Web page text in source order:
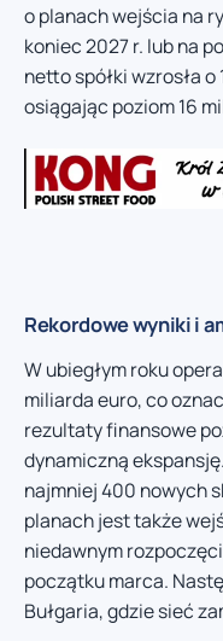
o planach wejścia na
koniec 2027 r. lub na
netto spółki wzrosła
osiągając poziom 16
Rekordowe wyniki i
W ubiegłym roku
miliarda euro, co
rezultaty finansowe
dynamiczną
najmniej 400 nowych
planach jest także
niedawnym
początku marca.
Bułgaria, gdzie sieć